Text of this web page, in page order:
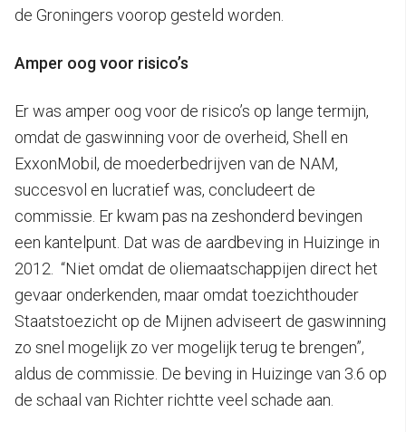
de Groningers voorop gesteld worden.
Amper oog voor risico’s
Er was amper oog voor de risico’s op lange termijn,
omdat de gaswinning voor de overheid, Shell en
ExxonMobil, de moederbedrijven van de NAM,
succesvol en lucratief was, concludeert de
commissie. Er kwam pas na zeshonderd bevingen
een kantelpunt. Dat was de aardbeving in Huizinge in
2012. “Niet omdat de oliemaatschappijen direct het
gevaar onderkenden, maar omdat toezichthouder
Staatstoezicht op de Mijnen adviseert de gaswinning
zo snel mogelijk zo ver mogelijk terug te brengen”,
aldus de commissie. De beving in Huizinge van 3.6 op
de schaal van Richter richtte veel schade aan.